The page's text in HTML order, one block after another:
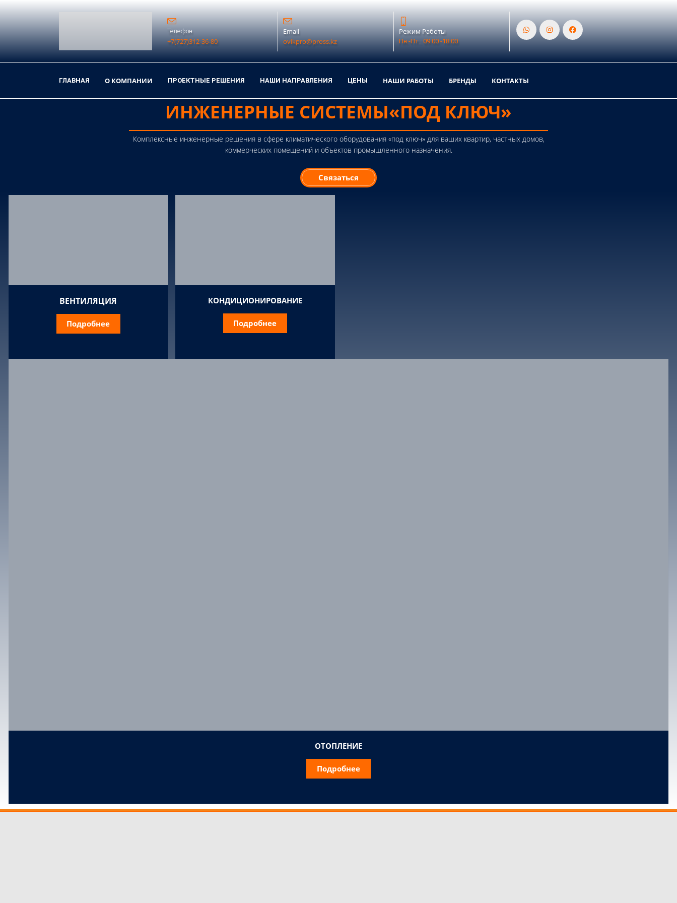
Телефон
+7(727)312-36-80
Email
ovikpro@pross.kz
Режим Работы
Пн.-Пт.: 09.00 -18.00
ГЛАВНАЯ О КОМПАНИИ ПРОЕКТНЫЕ РЕШЕНИЯ НАШИ НАПРАВЛЕНИЯ ЦЕНЫ НАШИ РАБОТЫ БРЕНДЫ КОНТАКТЫ
ИНЖЕНЕРНЫЕ СИСТЕМЫ«ПОД КЛЮЧ»
Комплексные инженерные решения в сфере климатического оборудования «под ключ» для ваших квартир, частных домов,
коммерческих помещений и объектов промышленного назначения.
Связаться
ВЕНТИЛЯЦИЯ
Подробнее
КОНДИЦИОНИРОВАНИЕ
Подробнее
ОТОПЛЕНИЕ
Подробнее